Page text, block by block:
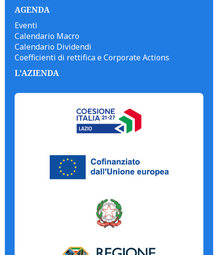
AGENDA
Eventi
Calendario Macro
Calendario Dividendi
Coefficienti di rettifica e Corporate Actions
L'AZIENDA